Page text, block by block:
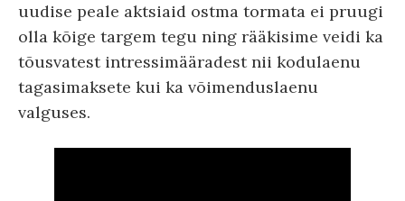
uudise peale aktsiaid ostma tormata ei pruugi
olla kõige targem tegu ning rääkisime veidi ka
tõusvatest intressimääradest nii kodulaenu
tagasimaksete kui ka võimenduslaenu
valguses.